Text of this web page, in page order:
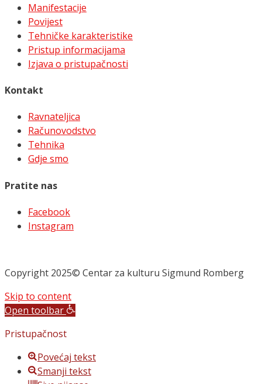
Manifestacije
Povijest
Tehničke karakteristike
Pristup informacijama
Izjava o pristupačnosti
Kontakt
Ravnateljica
Računovodstvo
Tehnika
Gdje smo
Pratite nas
Facebook
Instagram
Copyright 2025© Centar za kulturu Sigmund Romberg
Skip to content
Open toolbar
Pristupačnost
Povećaj tekst
Smanji tekst